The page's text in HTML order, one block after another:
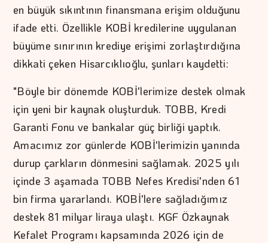
en büyük sıkıntının finansmana erişim olduğunu
ifade etti. Özellikle KOBİ kredilerine uygulanan
büyüme sınırının krediye erişimi zorlaştırdığına
dikkati çeken Hisarcıklıoğlu, şunları kaydetti:
"Böyle bir dönemde KOBİ'lerimize destek olmak
için yeni bir kaynak oluşturduk. TOBB, Kredi
Garanti Fonu ve bankalar güç birliği yaptık.
Amacımız zor günlerde KOBİ'lerimizin yanında
durup çarkların dönmesini sağlamak. 2025 yılı
içinde 3 aşamada TOBB Nefes Kredisi'nden 61
bin firma yararlandı. KOBİ'lere sağladığımız
destek 81 milyar liraya ulaştı. KGF Özkaynak
Kefalet Programı kapsamında 2026 için de